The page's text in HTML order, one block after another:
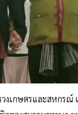
วงเกษตรและสหก